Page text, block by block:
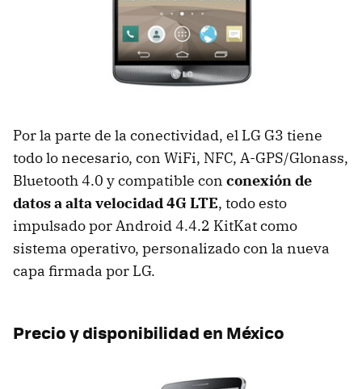
Por la parte de la conectividad, el LG G3 tiene
todo lo necesario, con WiFi, NFC, A-GPS/Glonass,
Bluetooth 4.0 y compatible con conexión de
datos a alta velocidad 4G LTE, todo esto
impulsado por Android 4.4.2 KitKat como
sistema operativo, personalizado con la nueva
capa firmada por LG.
Precio y disponibilidad en México